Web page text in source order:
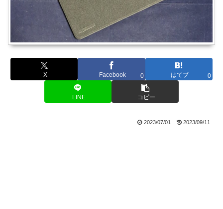
X Facebook 0 はてブ 0
LINE コピー
2023/07/01 2023/09/11